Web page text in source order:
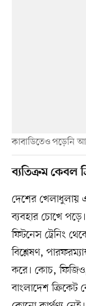
কাবাডিতেও পড়েনি
‎ব্যতিক্রম কেবল
দেশের খেলাধুলায়
ব্যবহার চোখে
ফিটনেস ট্রেনিং
বিশ্লেষণ,
করে। কোচ, ফিজিও,
বাংলাদেশ ক্রিকেট